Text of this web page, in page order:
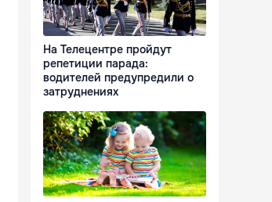
На Телецентре пройдут
репетиции парада:
водителей предупредили о
затруднениях